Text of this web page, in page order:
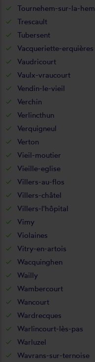
Tournehem-sur-la-hem
Trescault
Tubersent
Vacqueriette-erquières
Vaudricourt
Vaulx-vraucourt
Vendin-le-vieil
Verchin
Verlincthun
Verquigneul
Verton
Vieil-moutier
Vieille-eglise
Villers-au-flos
Villers-châtel
Villers-l'hôpital
Vimy
Violaines
Vitry-en-artois
Wacquinghen
Wailly
Wambercourt
Wancourt
Wardrecques
Warlincourt-lès-pas
Warluzel
Wavrans-sur-ternoise